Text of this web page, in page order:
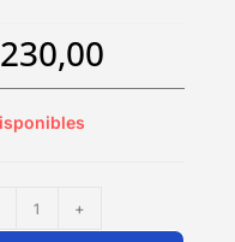
230,00
+